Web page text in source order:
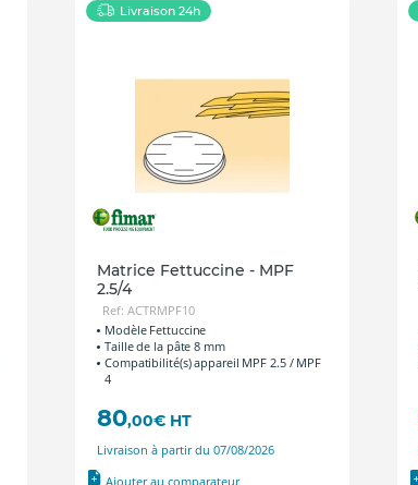
Livraison 24h
Matrice Fettuccine - MPF
2.5/4
Ref: ACTRMPF10
Modèle Fettuccine
Taille de la pâte 8 mm
Compatibilité(s) appareil MPF 2.5 / MPF
4
80,00€ HT
Livraison à partir du 07/08/2026
Ajouter au comparateur